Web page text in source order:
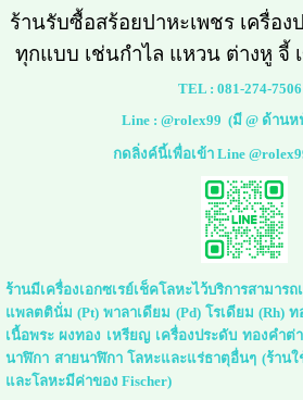
ร้านรับซื้อสร้อยปาหะเพชร เครื่อ
ทุกแบบ เช่นกำไล แหวน ต่างหู จี้
TEL : 081-274-7506
Line :@rolex99 (มี @ ด้าน
กดลิ่งค์นี้เพื่อเข้า Line
ร้านมีเครื่องเอกซเรย์เช็คโลหะไว้บริการสาม
แพลตตินั่ม (Pt) พาลาเดียม (Pd) โรเดียม (Rh)
เนื้อพระ ผงทอง เหรียญ เครื่องประดับ ทองคำต่
นาฬิกา สายนาฬิกา โลหะและแร่ธาตุอื่นๆ (ร้านใ
และโลหะมีค่าของ Fischer)